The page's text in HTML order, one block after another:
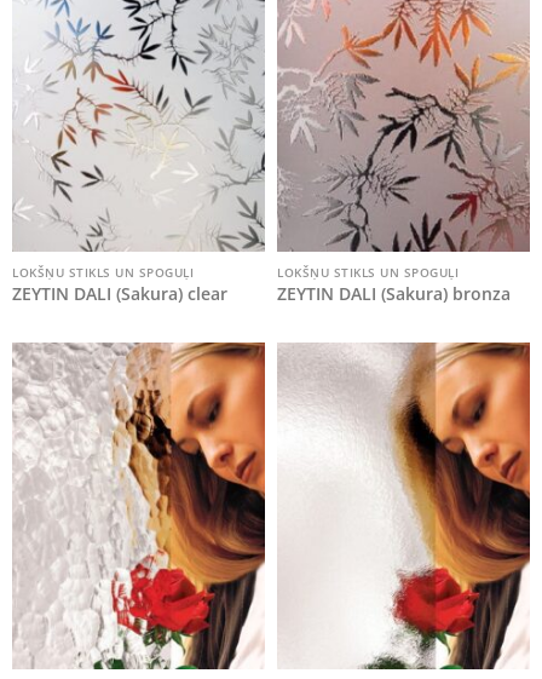
LOKŠŅU STIKLS UN SPOGUĻI
ZEYTIN DALI (Sakura) clear
LOKŠŅU STIKLS UN SPOGUĻI
ZEYTIN DALI (Sakura) bronza